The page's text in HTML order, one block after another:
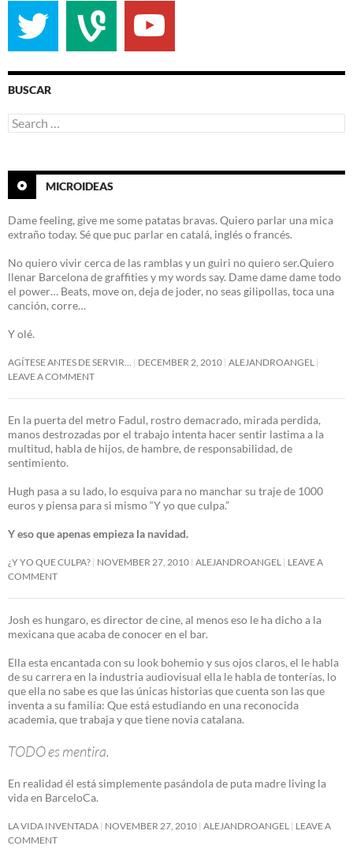
BUSCAR
Search
for:
MICROIDEAS
Dame feeling, give me some patatas bravas. Quiero parlar una mica
extraño today. Sé que puc parlar en catalá, inglés o francés.
No quiero vivir cerca de las ramblas y un guiri no quiero ser.Quiero
llenar Barcelona de graffities y my words say. Dame dame dame todo
el power… Beats, move on, deja de joder, no seas gilipollas, toca una
canción, corre…
Y olé.
AGÍTESE ANTES DE SERVIR… DECEMBER 2, 2010 ALEJANDROANGEL
LEAVE A COMMENT
En la puerta del metro Fadul, rostro demacrado, mirada perdida,
manos destrozadas por el trabajo intenta hacer sentir lastima a la
multitud, habla de hijos, de hambre, de responsabilidad, de
sentimiento.
Hugh pasa a su lado, lo esquiva para no manchar su traje de 1000
euros y piensa para si mismo “Y yo que culpa.”
Y eso que apenas empieza la navidad.
¿Y YO QUE CULPA? NOVEMBER 27, 2010 ALEJANDROANGEL
LEAVE A
COMMENT
Josh es hungaro, es director de cine, al menos eso le ha dicho a la
mexicana que acaba de conocer en el bar.
Ella esta encantada con su look bohemio y sus ojos claros, el le habla
de su carrera en la industria audiovisual ella le habla de tonterías, lo
que ella no sabe es que las únicas historias que cuenta son las que
inventa a su familia: Que está estudiando en una reconocida
academia, que trabaja y que tiene novia catalana.
TODO es mentira.
En realidad él está simplemente pasándola de puta madre living la
vida en BarceloCa.
LA VIDA INVENTADA NOVEMBER 27, 2010 ALEJANDROANGEL
LEAVE A
COMMENT